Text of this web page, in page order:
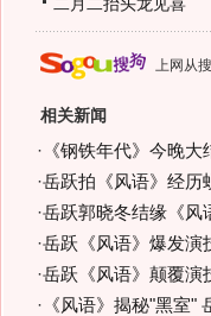
上网从
相关新闻
· 《钢铁年代》今晚
·岳跃拍《风语》经历
·岳跃郭晓冬结缘《风
·岳跃《风语》爆发演
·岳跃《风语》颠覆演
· 《风语》揭秘"黑室"